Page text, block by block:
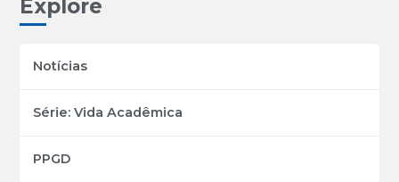
Explore
Notícias
Série: Vida Acadêmica
PPGD